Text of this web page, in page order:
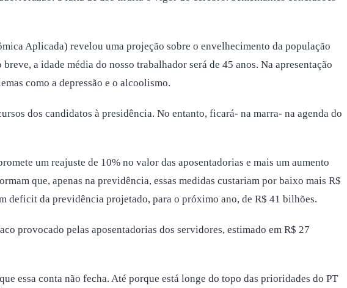
Aplicada) revelou uma projeção sobre o envelhecimento da população
a idade média do nosso trabalhador será de 45 anos. Na apresentação
como a depressão e o alcoolismo.
dos candidatos à presidência. No entanto, ficará- na marra- na agenda do
um reajuste de 10% no valor das aposentadorias e mais um aumento
que, apenas na previdência, essas medidas custariam por baixo mais R$
deficit da previdência projetado, para o próximo ano, de R$ 41 bilhões.
provocado pelas aposentadorias dos servidores, estimado em R$ 27
essa conta não fecha. Até porque está longe do topo das prioridades do PT